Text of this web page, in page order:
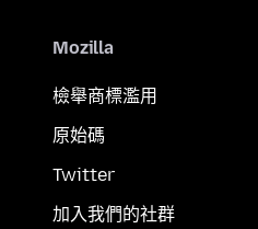
Mozilla
檢舉商標濫用
原始碼
Twitter
加入我們的社群